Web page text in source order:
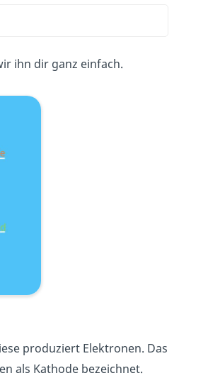
ihn dir ganz einfach.
produziert Elektronen. Das
als Kathode bezeichnet.